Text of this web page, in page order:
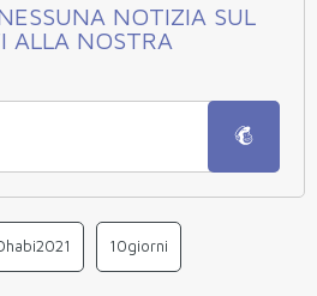
NOTIZIA SUL
ALLA NOSTRA
10giorni